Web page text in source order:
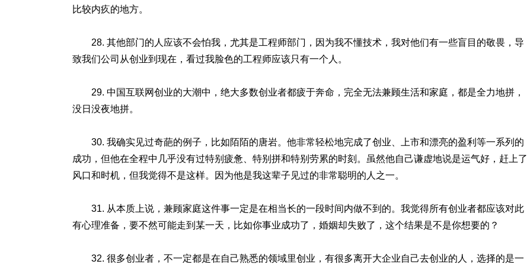
比较内疚的地方。
28. 其他部门的人应该不会怕我，尤其是工程师部门，因为我不懂技术，我对他们有一些盲目的敬畏，导
致我们公司从创业到现在，看过我脸色的工程师应该只有一个人。
29. 中国互联网创业的大潮中，绝大多数创业者都疲于奔命，完全无法兼顾生活和家庭，都是全力地拼，
没日没夜地拼。
30. 我确实见过奇葩的例子，比如陌陌的唐岩。他非常轻松地完成了创业、上市和漂亮的盈利等一系列的
成功，但他在全程中几乎没有过特别疲惫、特别拼和特别劳累的时刻。虽然他自己谦虚地说是运气好，赶上了
风口和时机，但我觉得不是这样。因为他是我这辈子见过的非常聪明的人之一。
31. 从本质上说，兼顾家庭这件事一定是在相当长的一段时间内做不到的。我觉得所有创业者都应该对此
有心理准备，要不然可能走到某一天，比如你事业成功了，婚姻却失败了，这个结果是不是你想要的？
32. 很多创业者，不一定都是在自己熟悉的领域里创业，有很多离开大企业自己去创业的人，选择的是一